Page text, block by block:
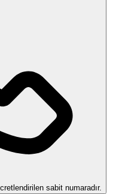
sabit numaradır.